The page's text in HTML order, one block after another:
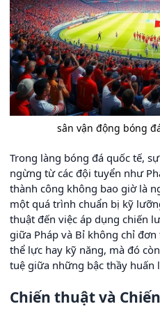
sân vận động bóng
Trong làng bóng đá quốc tế,
ngừng từ các đội tuyển như
thành công không bao giờ là
một quá trình chuẩn bị kỹ
thuật đến việc áp dụng chiến
giữa Pháp và Bỉ không chỉ
thể lực hay kỹ năng, mà đó
tuệ giữa những bậc thầy huấn
Chiến thuật và